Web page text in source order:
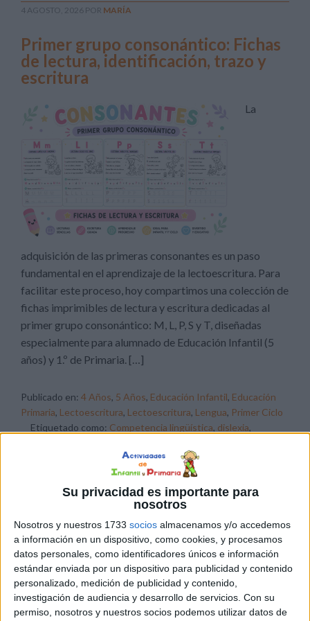
Su privacidad es importante para
nosotros
Nosotros y nuestros 1733 socios almacenamos y/o accedemos
a información en un dispositivo, como cookies, y procesamos
datos personales, como identificadores únicos e información
estándar enviada por un dispositivo para publicidad y contenido
personalizado, medición de publicidad y contenido,
investigación de audiencia y desarrollo de servicios. Con su
permiso, nosotros y nuestros socios podemos utilizar datos de
4 AGOSTO, 2026 POR MARÍA
Primer grupo consonántico: Fichas
de lectura, identificación, trazo y
escritura
La
adquisición de las primeras consonantes es un paso
fundamental en el aprendizaje de la lectoescritura. Para
facilitar este proceso, hoy compartimos una colección de
fichas imprimibles de lectura y escritura dedicadas al
primer grupo consonántico: M, L, P, S y T, diseñadas
especialmente para alumnado de Educación Infantil (5
años) y 1.º de Primaria. […]
Publicado en: 4 Años, 5 Años, Educación Infantil, Educación
Primaria, Lectoescritura, Lectoescritura, Lengua, Primer Ciclo
Etiquetado como: Competencia lingüística, dislexia,
primer grupo consonántico
POR
Cuadernito aprendemos a leer letra
por letra con el método de sílabas
simples